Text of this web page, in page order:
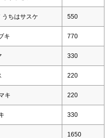
ちはサスケ 550
キ 770
330
220
キ 220
330
1650